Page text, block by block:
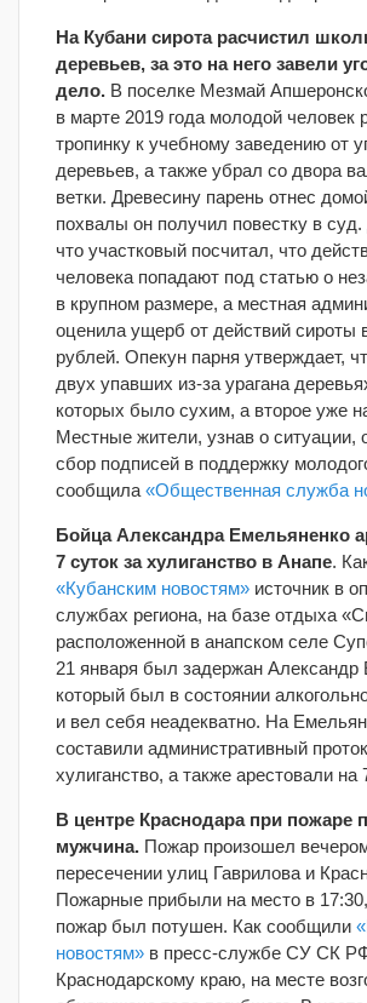
На Кубани сирота расчистил
деревьев, за это на него завели
дело. В поселке Мезмай
в марте 2019 года молодой человек
тропинку к учебному заведению от
деревьев, а также убрал со двора
ветки. Древесину парень отнес
похвалы он получил повестку в
что участковый посчитал, что
человека попадают под статью о
в крупном размере, а местная
оценила ущерб от действий сироты
рублей. Опекун парня утверждает,
двух упавших из-за урагана
которых было сухим, а второе уже
Местные жители, узнав о ситуации,
сбор подписей в поддержку
сообщила «Общественная служба
Бойца Александра Емельяненко
7 суток за хулиганство в Анапе.
«Кубанским новостям» источник в
службах региона, на базе отдыха
расположенной в анапском селе
21 января был задержан Александр
который был в состоянии
и вел себя неадекватно. На
составили административный
хулиганство, а также арестовали на
В центре Краснодара при пожаре
мужчина. Пожар произошел
пересечении улиц Гаврилова и
Пожарные прибыли на место в
пожар был потушен. Как сообщили
новостям» в пресс-службе СУ СК
Краснодарскому краю, на месте